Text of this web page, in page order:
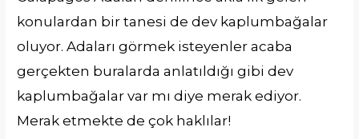
konulardan bir tanesi de dev kaplumbağalar
oluyor. Adaları görmek isteyenler acaba
gerçekten buralarda anlatıldığı gibi dev
kaplumbağalar var mı diye merak ediyor.
Merak etmekte de çok haklılar!